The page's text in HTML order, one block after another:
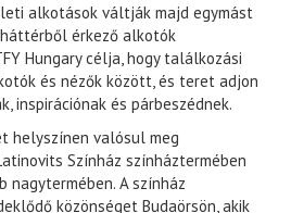
alkotások váltják majd egymást
érkező alkotók
Hungary célja, hogy találkozási
és nézők között, és teret adjon
inspirációnak és párbeszédnek.
helyszínen valósul meg
Színház színháztermében
nagytermében. A színház
közönséget Budaörsön, akik